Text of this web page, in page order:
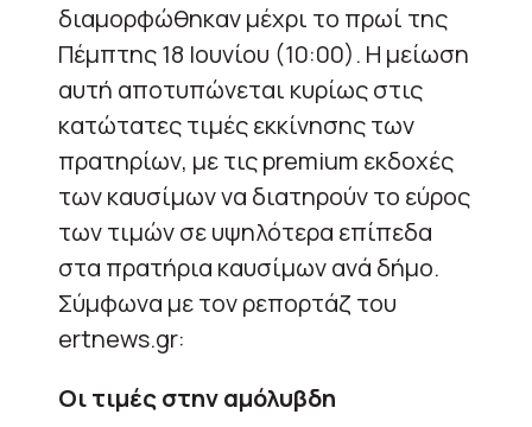
διαμορφώθηκαν μέχρι το πρωί της
Πέμπτης 18 Ιουνίου (10:00). Η μείωση
αυτή αποτυπώνεται κυρίως στις
κατώτατες τιμές εκκίνησης των
πρατηρίων, με τις premium εκδοχές
των καυσίμων να διατηρούν το εύρος
των τιμών σε υψηλότερα επίπεδα
στα πρατήρια καυσίμων ανά δήμο.
Σύμφωνα με τον ρεπορτάζ του
ertnews.gr:
Οι τιμές στην αμόλυβδη